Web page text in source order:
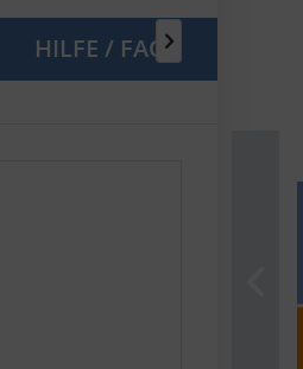
HILFE / FAQ